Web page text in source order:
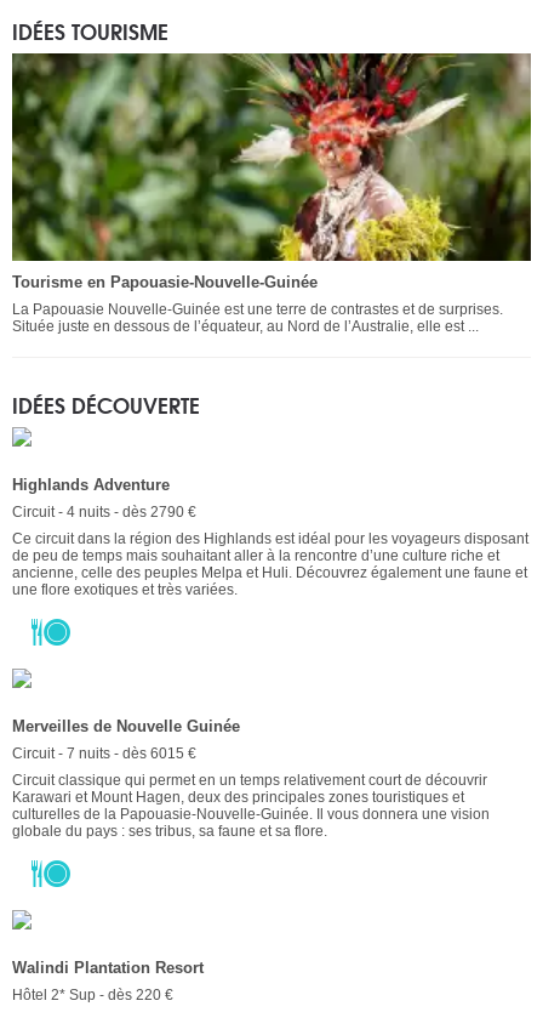
IDÉES TOURISME
Tourisme en Papouasie-Nouvelle-Guinée
La Papouasie Nouvelle-Guinée est une terre de contrastes et de surprises.
Située juste en dessous de l’équateur, au Nord de l’Australie, elle est ...
IDÉES DÉCOUVERTE
Highlands Adventure
Circuit - 4 nuits - dès 2790 €
Ce circuit dans la région des Highlands est idéal pour les voyageurs disposant
de peu de temps mais souhaitant aller à la rencontre d’une culture riche et
ancienne, celle des peuples Melpa et Huli. Découvrez également une faune et
une flore exotiques et très variées.
Merveilles de Nouvelle Guinée
Circuit - 7 nuits - dès 6015 €
Circuit classique qui permet en un temps relativement court de découvrir
Karawari et Mount Hagen, deux des principales zones touristiques et
culturelles de la Papouasie-Nouvelle-Guinée. Il vous donnera une vision
globale du pays : ses tribus, sa faune et sa flore.
Walindi Plantation Resort
Hôtel 2* Sup - dès 220 €